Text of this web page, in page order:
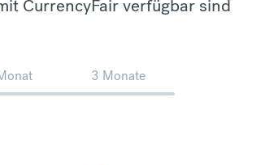
CurrencyFair verfügbar sind
3 Monate